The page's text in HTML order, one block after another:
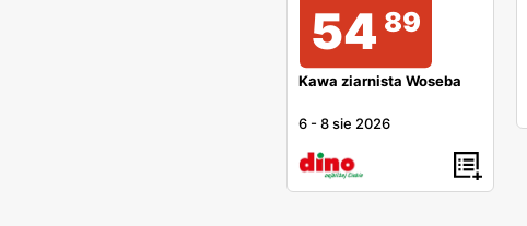
54 89
Kawa ziarnista Woseba
6 -8 sie 2026